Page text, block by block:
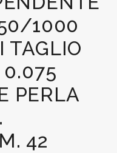
1000
TAGLIO
0.075
PERLA
42